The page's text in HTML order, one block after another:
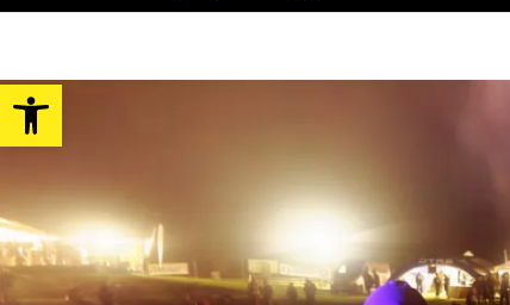
Ouvrir la barre d’outils